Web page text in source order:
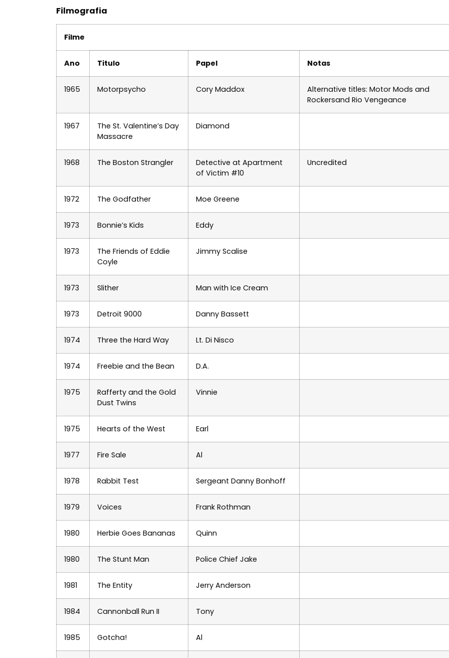
Filmografia
Filme
Ano Titulo Papel Notas
1965 Motorpsycho Cory Maddox
Alternative titles: Motor Mods and
Rockersand Rio Vengeance
1967
The St. Valentine’s Day
Massacre
Diamond
1968 The Boston Strangler
Detective at Apartment
of Victim #10
Uncredited
1972 The Godfather Moe Greene
1973 Bonnie’s Kids Eddy
1973
The Friends of Eddie
Coyle
Jimmy Scalise
1973 Slither Man with Ice Cream
1973 Detroit 9000 Danny Bassett
1974 Three the Hard Way Lt. Di Nisco
1974 Freebie and the Bean D.A.
1975
Rafferty and the Gold
Dust Twins
Vinnie
1975 Hearts of the West Earl
1977 Fire Sale Al
1978 Rabbit Test Sergeant Danny Bonhoff
1979 Voices Frank Rothman
1980 Herbie Goes Bananas Quinn
1980 The Stunt Man Police Chief Jake
1981 The Entity Jerry Anderson
1984 Cannonball Run II Tony
1985 Gotcha! Al